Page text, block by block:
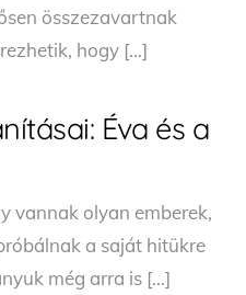
összezavartnak
hogy […]
Éva és a
vannak olyan emberek,
a saját hitükre
még arra is […]